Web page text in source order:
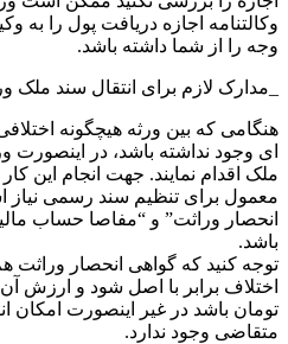
وکالتنامه اجازه دریافت پول را به
وجه را از شما داشته باشد.
_مدارک لازم برای انتقال سند ملک
هنگامی که بین ورثه هیچگونه
ای وجود نداشته باشد، در
ملک اقدام نمایند. جهت انجام این
معمول برای تنظیم سند رسمی
انحصار وراثت” و “مفاصا حساب
باشد.
توجه کنید که گواهی انحصار
اختلاف برابر با اصل شود و ارزش آن
تومان باشد در غیر اینصورت امکان
متقاضی وجود ندارد.